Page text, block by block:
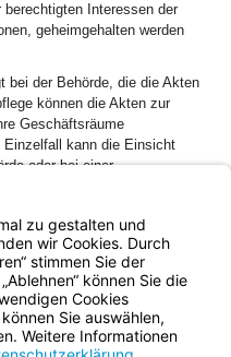
Interessen der
geheimgehalten werden
bei der Behörde, die die Akten
können die Akten zur
Geschäftsräume
Einzelfall kann die Einsicht
oder bei einer
Vertretung der
im Ausland erfolgen; weitere
die die Akten führt,